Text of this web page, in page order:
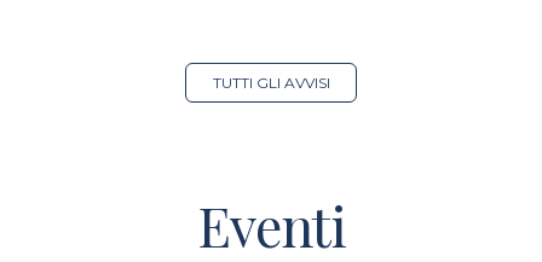
TUTTI GLI AVVISI
Eventi